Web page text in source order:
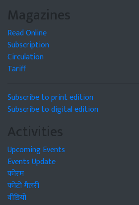
Magazines
Read Online
Subscription
Circulation
Tariff
Subscribe to print edition
Subscribe to digital edition
Activities
Upcoming Events
Events Update
फोरम
फोटो गैलरी
वीडियो